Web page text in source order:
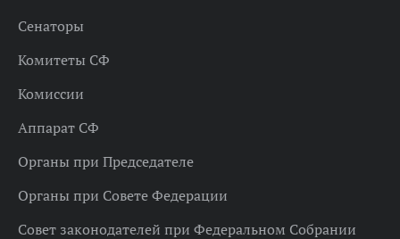
Сенаторы
Комитеты СФ
Комиссии
Аппарат СФ
Органы при Председателе
Органы при Совете Федерации
Совет законодателей при Федеральном Собрании